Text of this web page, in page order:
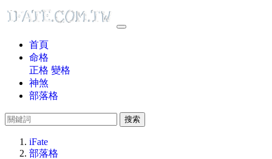
首頁
命格
正格 變格
神煞
部落格
搜索
iFate
部落格